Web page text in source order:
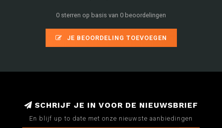
0 sterren op basis van 0 beoordelingen
JE BEOORDELING TOEVOEGEN
SCHRIJF JE IN VOOR DE NIEUWSBRIEF
En blijf up to date met onze nieuwste aanbiedingen